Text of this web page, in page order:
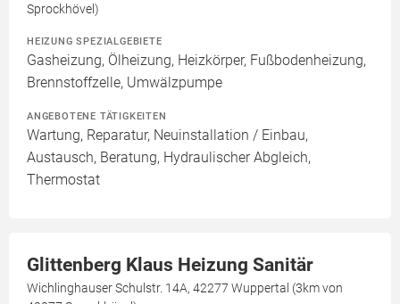
Sprockhövel)
HEIZUNG SPEZIALGEBIETE
Gasheizung, Ölheizung, Heizkörper, Fußbodenheizung,
Brennstoffzelle, Umwälzpumpe
ANGEBOTENE TÄTIGKEITEN
Wartung, Reparatur, Neuinstallation / Einbau,
Austausch, Beratung, Hydraulischer Abgleich,
Thermostat
Glittenberg Klaus Heizung Sanitär
Wichlinghauser Schulstr. 14A, 42277 Wuppertal (3km von